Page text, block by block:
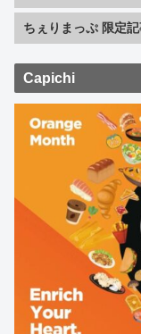
ちぇりまっぷ 限定
Capichi